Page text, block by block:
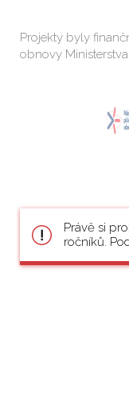
Projekty byly
obnovy
Právě si
ročníků.